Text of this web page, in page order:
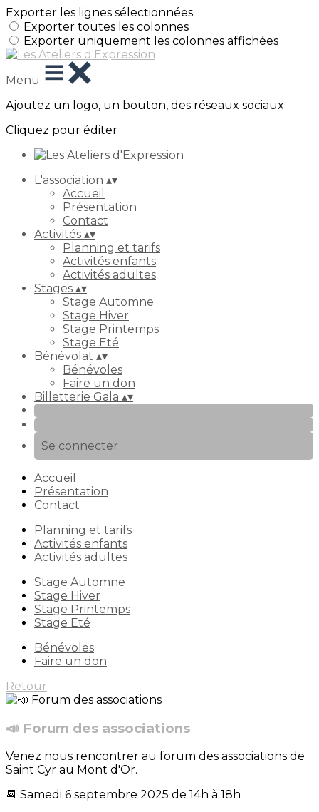
Exporter les lignes sélectionnées
Exporter toutes les colonnes
Exporter uniquement les colonnes affichées
Menu
Ajoutez un logo, un bouton, des réseaux sociaux
Cliquez pour éditer
L'association ▴▾
Accueil
Présentation
Contact
Activités ▴▾
Planning et tarifs
Activités enfants
Activités adultes
Stages ▴▾
Stage Automne
Stage Hiver
Stage Printemps
Stage Eté
Bénévolat ▴▾
Bénévoles
Faire un don
Billetterie Gala ▴▾
Se connecter
Accueil
Présentation
Contact
Planning et tarifs
Activités enfants
Activités adultes
Stage Automne
Stage Hiver
Stage Printemps
Stage Eté
Bénévoles
Faire un don
Retour
📣 Forum des associations
Venez nous rencontrer au forum des associations de
Saint Cyr au Mont d'Or.
📆 Samedi 6 septembre 2025 de 14h à 18h